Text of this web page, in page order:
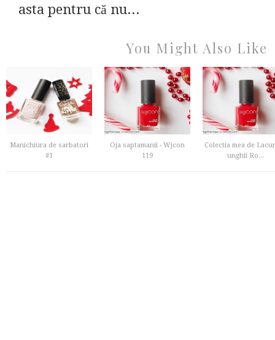
asta pentru că nu...
You Might Also Like
Manichiura de sarbatori
#1
Oja saptamanii - Wjcon
119
Colectia mea de
unghii Ro...